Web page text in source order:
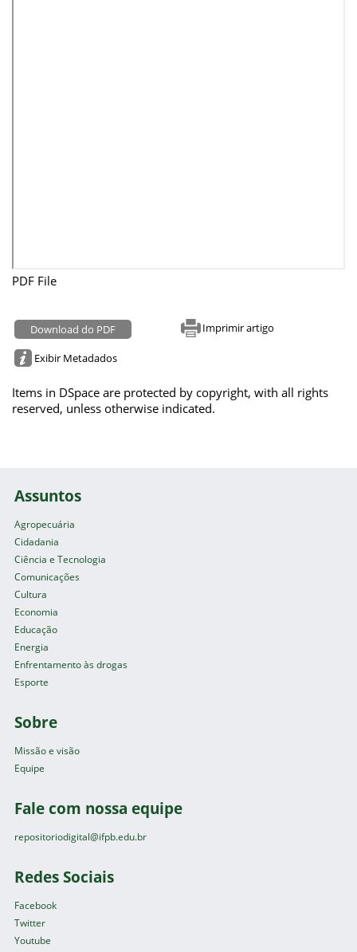
PDF File
Download do PDF Imprimir artigo
Exibir Metadados
Items in DSpace are protected by copyright, with all rights
reserved, unless otherwise indicated.
Assuntos
Agropecuária
Cidadania
Ciência e Tecnologia
Comunicações
Cultura
Economia
Educação
Energia
Enfrentamento às drogas
Esporte
Sobre
Missão e visão
Equipe
Fale com nossa equipe
repositoriodigital@ifpb.edu.br
Redes Sociais
Facebook
Twitter
Youtube